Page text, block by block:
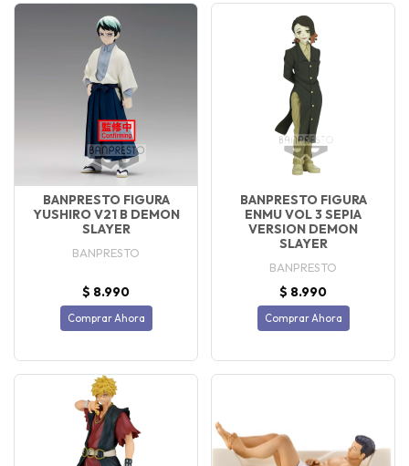
BANPRESTO FIGURA
YUSHIRO V21 B DEMON
SLAYER
BANPRESTO
$ 8.990
Comprar Ahora
BANPRESTO FIGURA
ENMU VOL 3 SEPIA
VERSION DEMON
SLAYER
BANPRESTO
$ 8.990
Comprar Ahora